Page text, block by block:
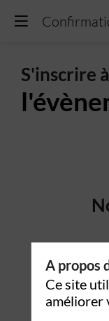
S'inscrire à
A propos
Ce site
améliorer